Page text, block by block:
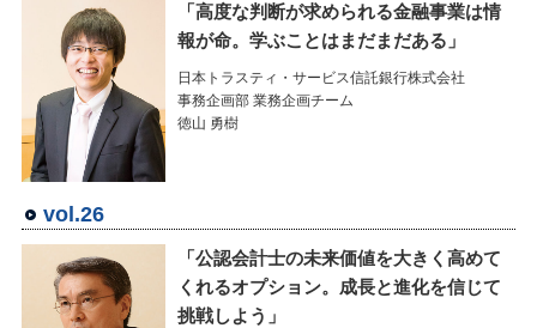
「高度な判断が求められる金融事業は情
報が命。学ぶことはまだまだある」
日本トラスティ・サービス信託銀行株式会社
事務企画部 業務企画チーム
徳山 勇樹
vol.26
「公認会計士の未来価値を大きく高めて
くれるオプション。成長と進化を信じて
挑戦しよう」